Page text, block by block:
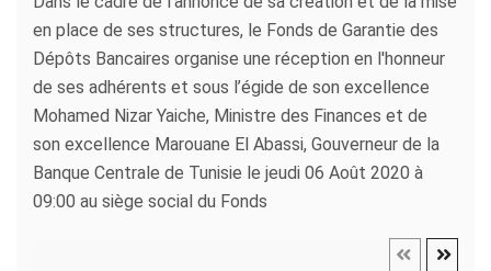
en place de ses structures, le Fonds de Garantie des
Dépôts Bancaires organise une réception en l'honneur
de ses adhérents et sous l’égide de son excellence
Mohamed Nizar Yaiche, Ministre des Finances et de
son excellence Marouane El Abassi, Gouverneur de la
Banque Centrale de Tunisie le jeudi 06 Août 2020 à
09:00 au siège social du Fonds